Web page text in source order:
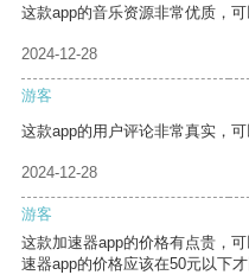
这款app的音乐资源非常优质，
2024-12-28
游客
这款app的用户评论非常真实，
2024-12-28
游客
这款加速器app的价格有点贵，
速器app的价格应该在50元以下才